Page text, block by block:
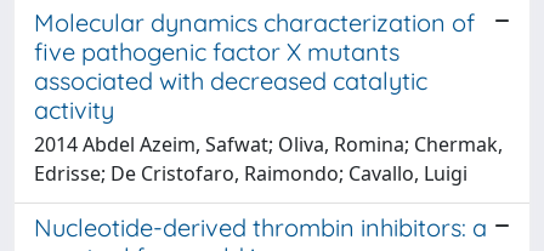
Molecular dynamics characterization of
five pathogenic factor X mutants
associated with decreased catalytic
activity
2014 Abdel Azeim, Safwat; Oliva, Romina; Chermak,
Edrisse; De Cristofaro, Raimondo; Cavallo, Luigi
Nucleotide-derived thrombin inhibitors: a